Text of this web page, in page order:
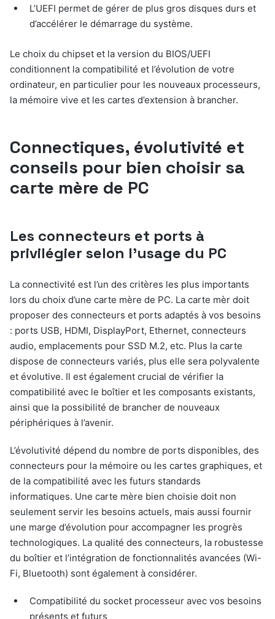
L’UEFI permet de gérer de plus gros disques durs et
d’accélérer le démarrage du système.
Le choix du chipset et la version du BIOS/UEFI
conditionnent la compatibilité et l’évolution de votre
ordinateur, en particulier pour les nouveaux processeurs,
la mémoire vive et les cartes d’extension à brancher.
Connectiques, évolutivité et
conseils pour bien choisir sa
carte mère de PC
Les connecteurs et ports à
privilégier selon l’usage du PC
La connectivité est l’un des critères les plus importants
lors du choix d’une carte mère de PC. La carte mèr doit
proposer des connecteurs et ports adaptés à vos besoins
: ports USB, HDMI, DisplayPort, Ethernet, connecteurs
audio, emplacements pour SSD M.2, etc. Plus la carte
dispose de connecteurs variés, plus elle sera polyvalente
et évolutive. Il est également crucial de vérifier la
compatibilité avec le boîtier et les composants existants,
ainsi que la possibilité de brancher de nouveaux
périphériques à l’avenir.
L’évolutivité dépend du nombre de ports disponibles, des
connecteurs pour la mémoire ou les cartes graphiques, et
de la compatibilité avec les futurs standards
informatiques. Une carte mère bien choisie doit non
seulement servir les besoins actuels, mais aussi fournir
une marge d’évolution pour accompagner les progrès
technologiques. La qualité des connecteurs, la robustesse
du boîtier et l’intégration de fonctionnalités avancées (Wi-
Fi, Bluetooth) sont également à considérer.
Compatibilité du socket processeur avec vos besoins
présents et futurs